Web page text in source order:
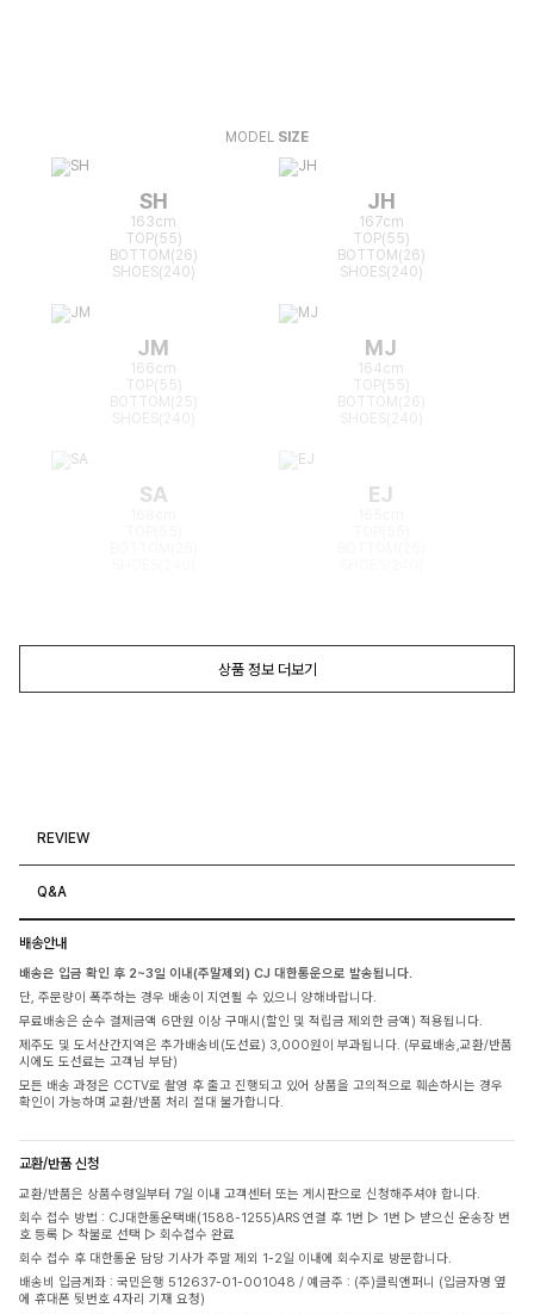
MODEL SIZE
SH
163cm
TOP(55)
BOTTOM(26)
SHOES(240)
JH
167cm
TOP(55)
BOTTOM(26)
SHOES(240)
JM
166cm
TOP(55)
BOTTOM(25)
MJ
164cm
TOP(55)
BOTTOM(26)
SA EJ
상품 정보 더보기
REVIEW
Q&A
배송안내
배송은 입금 확인 후 2~3일 이내(주말제외) CJ 대한통운으로 발송됩니다.
단, 주문량이 폭주하는 경우 배송이 지연될 수 있으니 양해바랍니다.
무료배송은 순수 결제금액 6만원 이상 구매시(할인 및 적립금 제외한 금액) 적용됩니다.
제주도 및 도서산간지역은 추가배송비(도선료) 3,000원이 부과됩니다. (무료배송,교환/반품
시에도 도선료는 고객님 부담)
모든 배송 과정은 CCTV로 촬영 후 출고 진행되고 있어 상품을 고의적으로 훼손하시는 경우
확인이 가능하며 교환/반품 처리 절대 불가합니다.
교환/반품 신청
교환/반품은 상품수령일부터 7일 이내 고객센터 또는 게시판으로 신청해주셔야 합니다.
회수 접수 방법 : CJ대한통운택배(1588-1255)ARS 연결 후 1번 ▷ 1번 ▷ 받으신 운송장 번
호 등록 ▷ 착불로 선택 ▷ 회수접수 완료
회수 접수 후 대한통운 담당 기사가 주말 제외 1-2일 이내에 회수지로 방문합니다.
배송비 입금계좌 : 국민은행 512637-01-001048 / 예금주 : (주)클릭앤퍼니 (입금자명 옆
에 휴대폰 뒷번호 4자리 기재 요청)